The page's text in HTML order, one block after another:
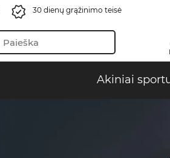
30 dienų grąžinimo teisė
Akiniai